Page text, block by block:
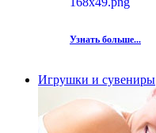
Узнать больше...
Игрушки и сувениры